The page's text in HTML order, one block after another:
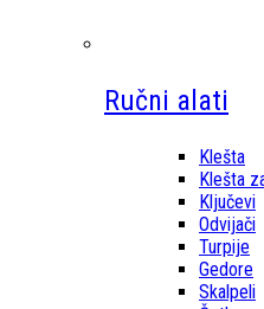
Ručni alati
Klešta
Klešta
Ključevi
Odvijači
Turpije
Gedore
Skalpeli